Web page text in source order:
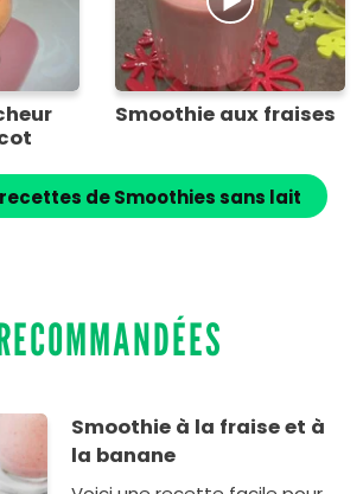
Smoothie aux fraises
de Smoothies sans lait
Smoothie à la fraise et à
la banane